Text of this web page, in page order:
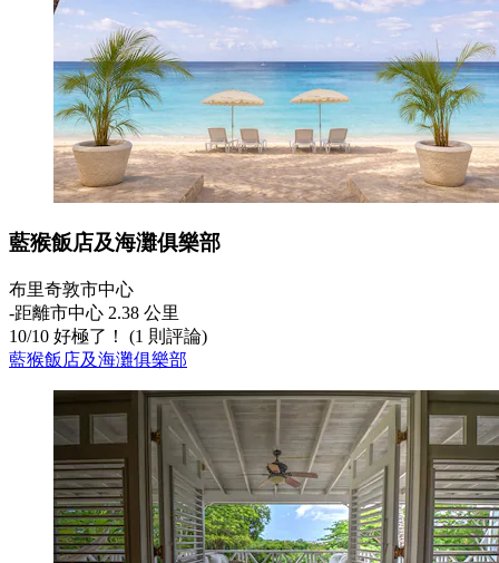
藍猴飯店及海灘俱樂部
布里奇敦市中心
‐距離市中心 2.38 公里
10/10 好極了！ (1 則評論)
藍猴飯店及海灘俱樂部